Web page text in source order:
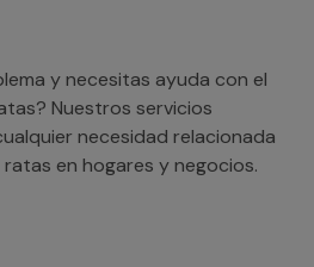
y necesitas ayuda con el
Nuestros servicios
necesidad relacionada
en hogares y negocios.